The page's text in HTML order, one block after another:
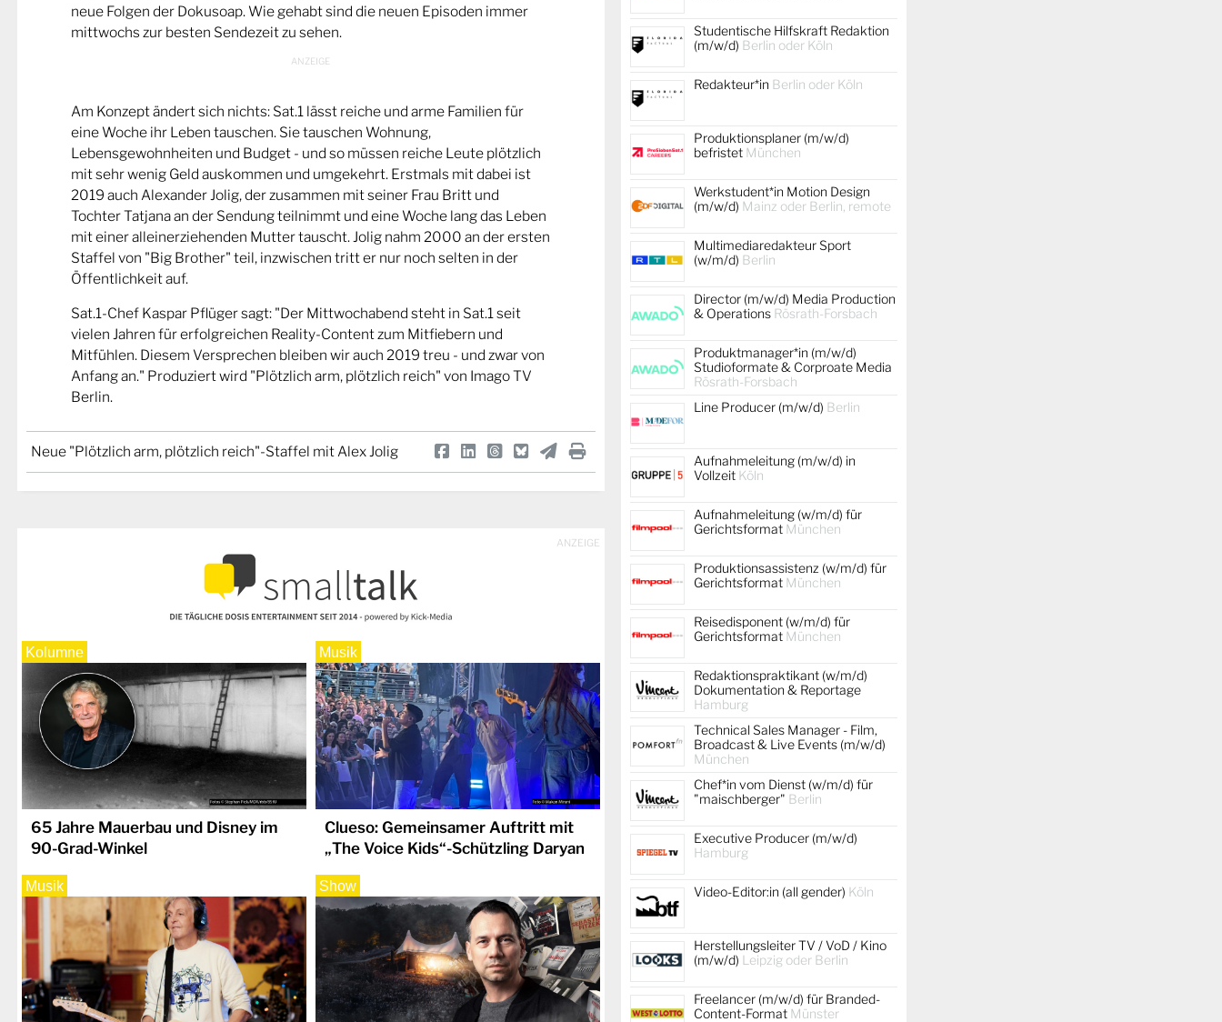
neue Folgen der Dokusoap. Wie gehabt sind die neuen Episoden immer
mittwochs zur besten Sendezeit zu sehen.
Am Konzept ändert sich nichts: Sat.1 lässt reiche und arme Familien für
eine Woche ihr Leben tauschen. Sie tauschen Wohnung,
Lebensgewohnheiten und Budget - und so müssen reiche Leute plötzlich
mit sehr wenig Geld auskommen und umgekehrt. Erstmals mit dabei ist
2019 auch Alexander Jolig, der zusammen mit seiner Frau Britt und
Tochter Tatjana an der Sendung teilnimmt und eine Woche lang das Leben
mit einer alleinerziehenden Mutter tauscht. Jolig nahm 2000 an der ersten
Staffel von "Big Brother" teil, inzwischen tritt er nur noch selten in der
Öffentlichkeit auf.
Sat.1-Chef Kaspar Pflüger sagt: "Der Mittwochabend steht in Sat.1 seit
vielen Jahren für erfolgreichen Reality-Content zum Mitfiebern und
Mitfühlen. Diesem Versprechen bleiben wir auch 2019 treu - und zwar von
Anfang an." Produziert wird "Plötzlich arm, plötzlich reich" von Imago TV
Berlin.
Neue "Plötzlich arm, plötzlich reich"-Staffel mit Alex Jolig
ANZEIGE
Kolumne
65 Jahre Mauerbau und Disney im
90-Grad-Winkel
Musik
Clueso: Gemeinsamer Auftritt mit
„The Voice Kids“-Schützling Daryan
Musik Show
Studentische Hilfskraft Redaktion
(m/w/d) Berlin oder Köln
Redakteur*in Berlin oder Köln
Produktionsplaner (m/w/d)
befristet München
Werkstudent*in Motion Design
(m/w/d) Mainz oder Berlin, remote
Multimediaredakteur Sport
(w/m/d) Berlin
Director (m/w/d) Media Production
& Operations Rösrath-Forsbach
Produktmanager*in (m/w/d)
Studioformate & Corproate Media
Rösrath-Forsbach
Line Producer (m/w/d) Berlin
Aufnahmeleitung (m/w/d) in
Vollzeit Köln
Aufnahmeleitung (w/m/d) für
Gerichtsformat München
Produktionsassistenz (w/m/d) für
Gerichtsformat München
Reisedisponent (w/m/d) für
Gerichtsformat München
Redaktionspraktikant (w/m/d)
Dokumentation & Reportage
Hamburg
Technical Sales Manager - Film,
Broadcast & Live Events (m/w/d)
München
Chef*in vom Dienst (w/m/d) für
"maischberger" Berlin
Executive Producer (m/w/d)
Hamburg
Video-Editor:in (all gender) Köln
Herstellungsleiter TV / VoD / Kino
(m/w/d) Leipzig oder Berlin
Freelancer (m/w/d) für Branded-
Content-Format Münster